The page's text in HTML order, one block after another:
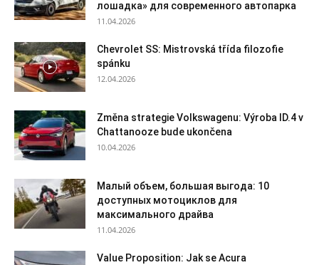
лошадка» для современного автопарка
11.04.2026
Chevrolet SS: Mistrovská třída filozofie
spánku
12.04.2026
Změna strategie Volkswagenu: Výroba ID.4 v
Chattanooze bude ukončena
10.04.2026
Малый объем, большая выгода: 10
доступных мотоциклов для
максимального драйва
11.04.2026
Value Proposition: Jak se Acura